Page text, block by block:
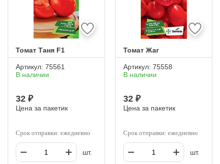
Томат Таня F1
Артикул: 75561
В наличии
32 ₽
Цена за пакетик
Срок отправки: ежедневно
шт.
Томат Жаг
Артикул: 75558
В наличии
32 ₽
Цена за пакетик
Срок отправки: ежедневно
шт.